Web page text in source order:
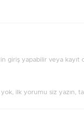
giriş yapabilir veya kayıt
ilk yorumu siz yazın,